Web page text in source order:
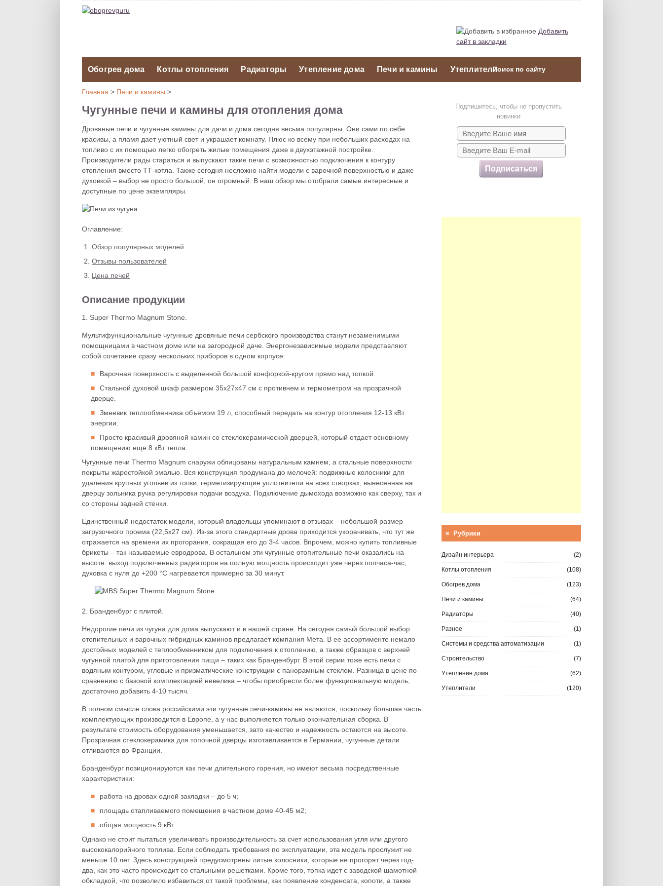
Добавить
сайт в закладки
Обогрев дома Котлы отопления Радиаторы Утепление дома Печи и камины Утеплители
Главная > Печи и камины >
Чугунные печи и камины для отопления дома
Дровяные печи и чугунные камины для дачи и дома сегодня весьма популярны. Они сами по себе
красивы, а пламя дает уютный свет и украшает комнату. Плюс ко всему при небольших расходах на
топливо с их помощью легко обогреть жилые помещения даже в двухэтажной постройке.
Производители рады стараться и выпускают такие печи с возможностью подключения к контуру
отопления вместо ТТ-котла. Также сегодня несложно найти модели с варочной поверхностью и даже
духовкой – выбор не просто большой, он огромный. В наш обзор мы отобрали самые интересные и
доступные по цене экземпляры.
Оглавление:
Обзор популярных моделей
Отзывы пользователей
Цена печей
Описание продукции
1. Super Thermo Magnum Stone.
Мультифункциональные чугунные дровяные печи сербского производства станут незаменимыми
помощницами в частном доме или на загородной даче. Энергонезависимые модели представляют
собой сочетание сразу нескольких приборов в одном корпусе:
Варочная поверхность с выделенной большой конфоркой-кругом прямо над топкой.
Стальной духовой шкаф размером 35х27х47 см с противнем и термометром на прозрачной
дверце.
Змеевик теплообменника объемом 19 л, способный передать на контур отопления 12-13 кВт
энергии.
Просто красивый дровяной камин со стеклокерамической дверцей, который отдает основному
помещению еще 8 кВт тепла.
Чугунные печи Thermo Magnum снаружи облицованы натуральным камнем, а стальные поверхности
покрыты жаростойкой эмалью. Вся конструкция продумана до мелочей: подвижные колосники для
удаления крупных угольев из топки, герметизирующие уплотнители на всех створках, вынесенная на
дверцу зольника ручка регулировки подачи воздуха. Подключение дымохода возможно как сверху, так и
со стороны задней стенки.
Единственный недостаток модели, который владельцы упоминают в отзывах – небольшой размер
загрузочного проема (22,5х27 см). Из-за этого стандартные дрова приходится укорачивать, что тут же
отражается на времени их прогорания, сокращая его до 3-4 часов. Впрочем, можно купить топливные
брикеты – так называемые евродрова. В остальном эти чугунные отопительные печи оказались на
высоте: выход подключенных радиаторов на полную мощность происходит уже через полчаса-час,
духовка с нуля до +200 °С нагревается примерно за 30 минут.
2. Бранденбург с плитой.
Недорогие печи из чугуна для дома выпускают и в нашей стране. На сегодня самый большой выбор
отопительных и варочных гибридных каминов предлагает компания Мета. В ее ассортименте немало
достойных моделей с теплообменником для подключения к отоплению, а также образцов с верхней
чугунной плитой для приготовления пищи – таких как Бранденбург. В этой серии тоже есть печи с
водяным контуром, угловые и призматические конструкции с панорамным стеклом. Разница в цене по
сравнению с базовой комплектацией невелика – чтобы приобрести более функциональную модель,
достаточно добавить 4-10 тысяч.
В полном смысле слова российскими эти чугунные печи-камины не являются, поскольку большая часть
комплектующих производится в Европе, а у нас выполняется только окончательная сборка. В
результате стоимость оборудования уменьшается, зато качество и надежность остаются на высоте.
Прозрачная стеклокерамика для топочной дверцы изготавливается в Германии, чугунные детали
отливаются во Франции.
Бранденбург позиционируются как печи длительного горения, но имеют весьма посредственные
характеристики:
работа на дровах одной закладки – до 5 ч;
площадь отапливаемого помещения в частном доме 40-45 м2;
общая мощность 9 кВт.
Однако не стоит пытаться увеличивать производительность за счет использования угля или другого
высококалорийного топлива. Если соблюдать требования по эксплуатации, эта модель прослужит не
меньше 10 лет. Здесь конструкцией предусмотрены литые колосники, которые не прогорят через год-
два, как это часто происходит со стальными решетками. Кроме того, топка идет с заводской шамотной
обкладкой, что позволило избавиться от такой проблемы, как появление конденсата, копоти, а также
Подпишитесь, чтобы не пропустить
новинки
Подписаться
≡ Рубрики
Дизайн интерьера (2)
Котлы отопления (108)
Обогрев дома (123)
Печи и камины (64)
Радиаторы (40)
Разное (1)
Системы и средства автоматизации (1)
Строительство (7)
Утепление дома (62)
Утеплители (120)